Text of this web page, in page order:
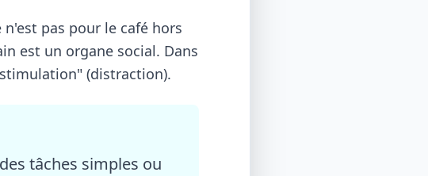
pas pour le café hors
est un organe social. Dans
(distraction).
tâches simples ou